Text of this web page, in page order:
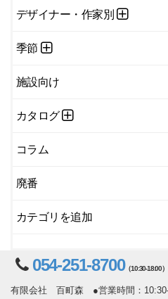
デザイナー・作家別
季節
施設向け
カタログ
コラム
廃番
カテゴリを追加
054-251-8700（10:30-18:00）
有限会社 百町森 ●営業時間：10:30-